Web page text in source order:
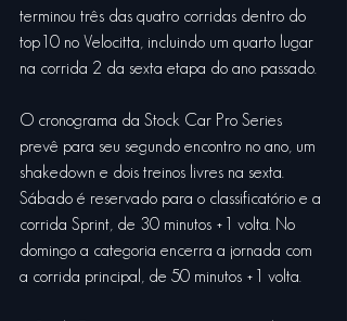
terminou três das quatro corridas dentro do
top10 no Velocitta, incluindo um quarto lugar
na corrida 2 da sexta etapa do ano passado.
O cronograma da Stock Car Pro Series
prevê para seu segundo encontro no ano, um
shakedown e dois treinos livres na sexta.
Sábado é reservado para o classificatório e a
corrida Sprint, de 30 minutos +1 volta. No
domingo a categoria encerra a jornada com
a corrida principal, de 50 minutos +1 volta.